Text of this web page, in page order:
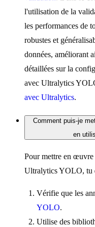
l'utilisation de la
les performances de
robustes et
données, améliorant
détaillées sur la
avec Ultralytics
avec Ultralytics.
Comment puis-je
en
Pour mettre en
Ultralytics YOLO, tu
Vérifie que les
YOLO.
Utilise des